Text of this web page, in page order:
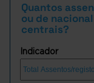
Quantos
ou de
centrais?
Indicador